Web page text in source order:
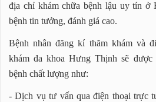
địa chỉ khám chữa bệnh lậu uy tín ở
bệnh tin tưởng, đánh giá cao.
Bệnh nhân đăng kí thăm khám và
khám đa khoa Hưng Thịnh sẽ
bệnh chất lượng như:
- Dịch vụ tư vấn qua điện thoại trực